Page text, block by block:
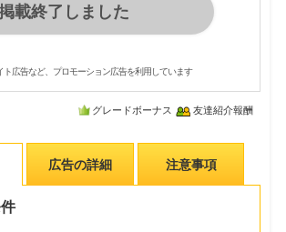
載終了しました
ト広告など、プロモーション広告を利用しています
グレードボーナス 友達紹介報酬
広告の詳細 注意事項